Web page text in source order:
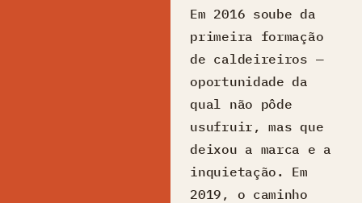
Em 2016 soube da
primeira formação
de caldeireiros —
oportunidade da
qual não pôde
usufruir, mas que
deixou a marca e a
inquietação. Em
2019, o caminho